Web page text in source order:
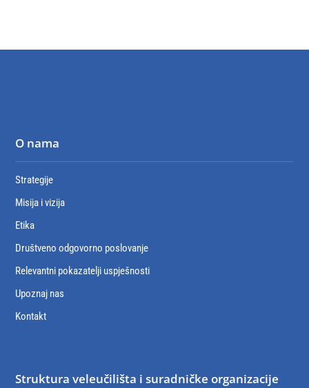
O nama
Strategije
Misija i vizija
Etika
Društveno odgovorno poslovanje
Relevantni pokazatelji uspješnosti
Upoznaj nas
Kontakt
Struktura veleučilišta i suradničke organizacije